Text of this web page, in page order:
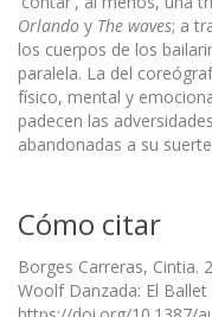
Orlando y The waves; a
los cuerpos de los
paralela. La del
físico, mental y
padecen las
abandonadas a su
Cómo citar
Borges Carreras, Cintia.
Woolf Danzada: El